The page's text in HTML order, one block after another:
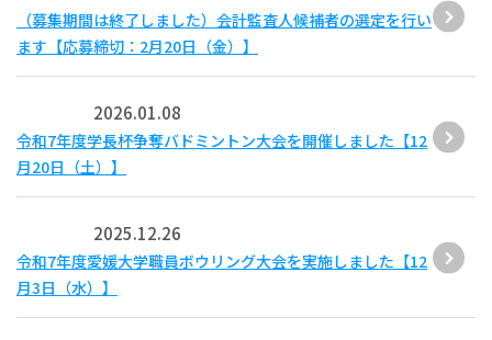
（募集期間は終了しました）会計監査人候補者の選定を行い
ます【応募締切：2月20日（金）】
2026.01.08
令和7年度学長杯争奪バドミントン大会を開催しました【12
月20日（土）】
2025.12.26
令和7年度愛媛大学職員ボウリング大会を実施しました【12
月3日（水）】